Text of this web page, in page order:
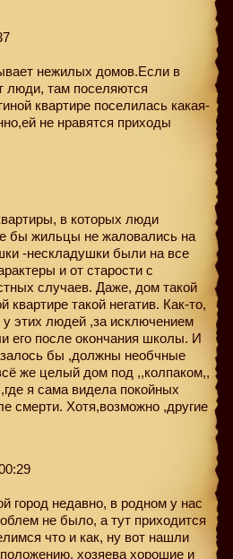
нежилых домов.Если в
люди, там поселяются
квартире поселилась какая-
не нравятся приходы
в которых люди
бы жильцы не жаловались на
-нескладушки были на все
и от старости с
случаев. Даже, дом такой
квартире такой негатив. Как-то,
этих людей ,за исключением
его после окончания школы. И
бы ,должны необчные
же целый дом под ,,колпаком,,
я сама видела покойных
смерти. Хотя,возможно ,другие
город недавно, в родном у нас
не было, а тут приходится
что и как, ну вот нашли
хозяева хорошие и